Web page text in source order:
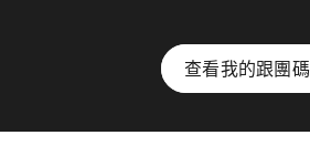
查看我的跟團碼